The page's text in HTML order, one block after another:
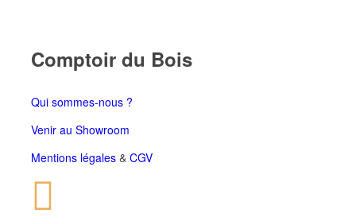
Comptoir du Bois
Qui sommes-nous ?
Venir au Showroom
Mentions légales& CGV